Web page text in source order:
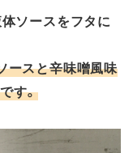
ソースをフタに
ースと辛味噌風味
す。